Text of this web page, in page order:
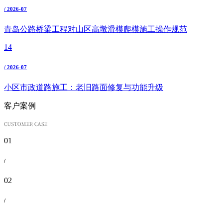
/ 2026-07
青岛公路桥梁工程对山区高墩滑模爬模施工操作规范
14
/ 2026-07
小区市政道路施工：老旧路面修复与功能升级
客户案例
01
/
02
/